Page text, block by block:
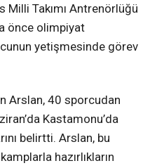
Milli Takımı Antrenörlüğü
önce olimpiyat
yetişmesinde görev
Arslan, 40 sporcudan
Kastamonu’da
belirtti. Arslan, bu
hazırlıkların